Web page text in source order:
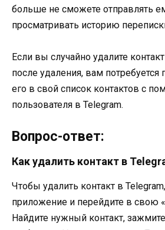
больше не сможете отправлять
просматривать историю
Если вы случайно удалите
после удаления, вам потребуется
его в свой список контактов с
пользователя в Telegram.
Вопрос-ответ:
Как удалить контакт в
Чтобы удалить контакт в
приложение и перейдите в свою
Найдите нужный контакт,